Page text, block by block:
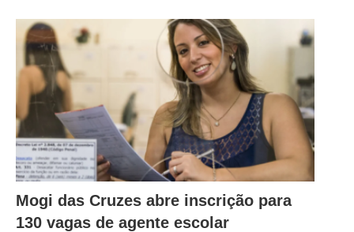
Mogi das Cruzes abre inscrição para
130 vagas de agente escolar